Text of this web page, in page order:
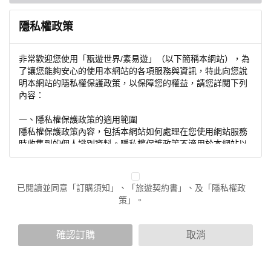
隱私權政策
非常歡迎您使用「翫遊世界/素易遊」（以下簡稱本網站），為
了讓您能夠安心的使用本網站的各項服務與資訊，特此向您說
明本網站的隱私權保護政策，以保障您的權益，請您詳閱下列
內容：
一、隱私權保護政策的適用範圍
隱私權保護政策內容，包括本網站如何處理在您使用網站服務
時收集到的個人識別資料。隱私權保護政策不適用於本網站以
外的相關連結網站，也不適用於非本網站所委託或參與管理的
二、個人資料的蒐集、處理及利用方式
當您造訪本網站或使用本網站所提供之功能服務時，我們將視
範圍內處理及利用您的個人資料；非經您書面同意，本網站不
會將個人資料用於其他用途。
已閱讀並同意「訂購須知」、「旅遊契約書」、及「隱私權政
策」。
確認訂購 取消